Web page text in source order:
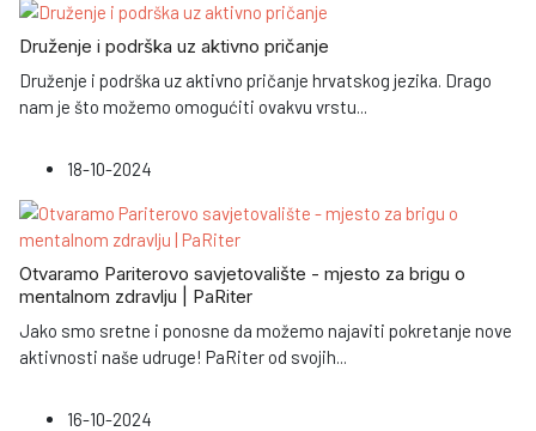
Druženje i podrška uz aktivno pričanje
Druženje i podrška uz aktivno pričanje hrvatskog jezika. Drago
nam je što možemo omogućiti ovakvu vrstu...
18-10-2024
Otvaramo Pariterovo savjetovalište - mjesto za brigu o
mentalnom zdravlju | PaRiter
Jako smo sretne i ponosne da možemo najaviti pokretanje nove
aktivnosti naše udruge! PaRiter od svojih...
16-10-2024